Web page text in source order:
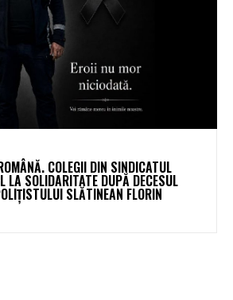
COLEGII DIN SINDICATUL
LA SOLIDARITATE DUPĂ DECESUL
SLĂTINEAN FLORIN